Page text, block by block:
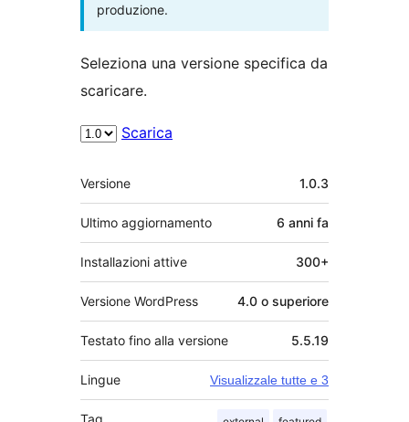
produzione.
Seleziona una versione specifica da
scaricare.
Scarica
Meta
Versione 1.0.3
Ultimo aggiornamento 6 anni fa
Installazioni attive 300+
Versione WordPress 4.0 o superiore
Testato fino alla versione 5.5.19
Lingue Visualizzale tutte e 3
Tag